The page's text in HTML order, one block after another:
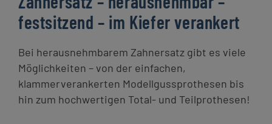
festsitzend – im Kiefer verankert
Bei herausnehmbarem Zahnersatz gibt es viele
Möglichkeiten – von der einfachen,
klammerverankerten Modellgussprothesen bis
hin zum hochwertigen Total- und Teilprothesen!